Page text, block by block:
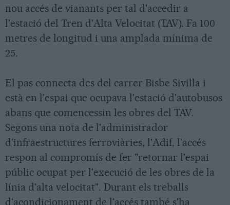
nou accés de vianants per tal d'accedir a
l'estació del Tren d'Alta Velocitat (TAV). Fa 100
metres de longitud i una amplada mínima de
25.
El pas connecta des del carrer Bisbe Sivilla i
està en l'espai que ocupava l'estació d'autobusos
abans que comencessin les obres del TAV.
Segons una nota de l'administrador
d'infraestructures ferroviàries, l'Adif, l'accés
respon al compromís de fer "retornar l'espai
públic ocupat per l'execució de les obres de la
línia d'alta velocitat". Durant els treballs
d'acondicionament de l'accés també s'ha